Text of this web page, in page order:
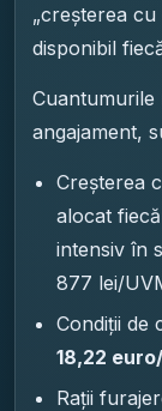
„creșterea
disponibil
Cuantumurile
angajament,
Creșterea
alocat
intensiv în
877 lei/
Condiții de
18,22
Rații